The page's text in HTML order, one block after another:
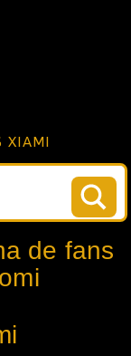
XIAMI
de fans